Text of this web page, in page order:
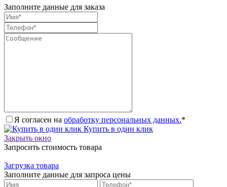
Заполните данные для заказа
Я согласен на обработку персональных данных.*
Купить в один клик
Закрыть окно
Запросить стоимость товара
Загрузка товара
Заполните данные для запроса цены